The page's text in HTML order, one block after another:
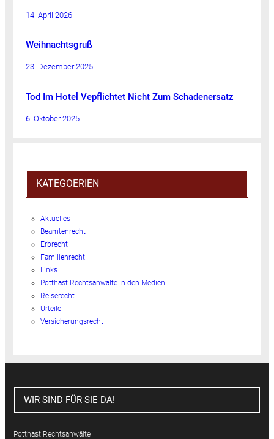
14. April 2026
Weihnachtsgruß
23. Dezember 2025
Tod Im Hotel Vepflichtet Nicht Zum Schadenersatz
6. Oktober 2025
KATEGOERIEN
Aktuelles
Beamtenrecht
Erbrecht
Familienrecht
Links
Potthast Rechtsanwälte in den Medien
Reiserecht
Urteile
Versicherungsrecht
WIR SIND FÜR SIE DA!
Potthast Rechtsanwälte